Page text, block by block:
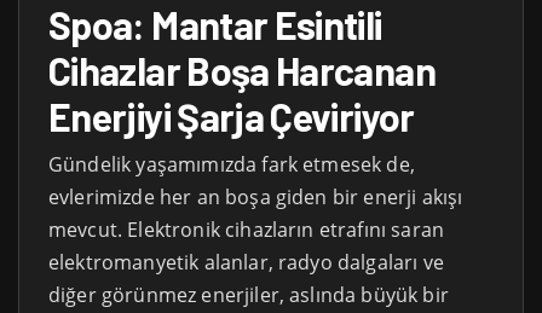
Spoa: Mantar Esintili
Cihazlar Boşa Harcanan
Enerjiyi Şarja Çeviriyor
Gündelik yaşamımızda fark etmesek de,
evlerimizde her an boşa giden bir enerji akışı
mevcut. Elektronik cihazların etrafını saran
elektromanyetik alanlar, radyo dalgaları ve
diğer görünmez enerjiler, aslında büyük bir